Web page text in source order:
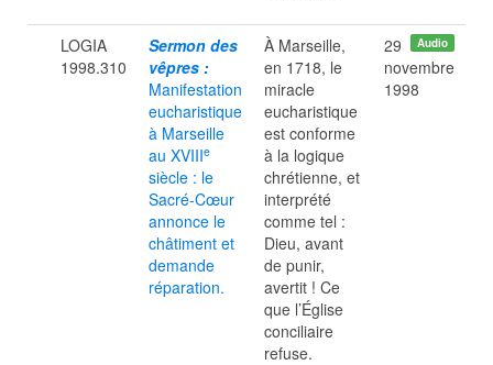
LOGIA
1998.310
Sermon des
vêpres :
Manifestation
eucharistique
à Marseille
au XVIIIe
siècle : le
Sacré-Cœur
annonce le
châtiment et
demande
réparation.
À Marseille,
en 1718, le
miracle
eucharistique
est conforme
à la logique
chrétienne, et
interprété
comme tel :
Dieu, avant
de punir,
avertit ! Ce
que l’Église
conciliaire
refuse.
Audio
29
novembre
1998